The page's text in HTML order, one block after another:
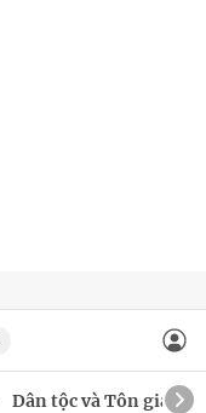
Dân tộc và Tôn giáo